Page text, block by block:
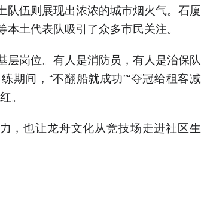
队伍则展现出浓浓的城市烟火气。石厦
土代表队吸引了众多市民关注。
层岗位。有人是消防员，有人是治保队
期间，“不翻船就成功”“夺冠给租客减
。
，也让龙舟文化从竞技场走进社区生